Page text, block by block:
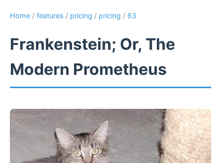
Home / features / pricing / pricing / 63
Frankenstein; Or, The
Modern Prometheus